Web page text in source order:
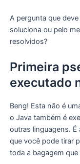
A pergunta que
soluciona ou pelo
resolvidos?
Primeira
executado
Beng! Esta não é
o Java também é
outras linguagens.
que você pode tirar
toda a bagagem